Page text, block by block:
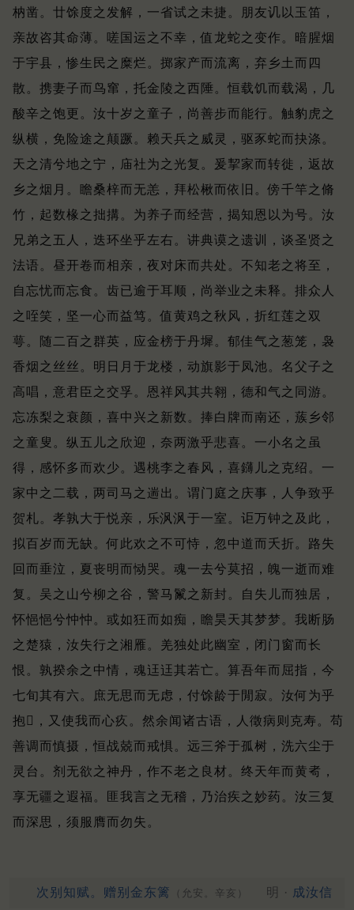
枘凿。 廿馀度之发解，一省试之未捷。
朋友讥以玉笛，
亲故咨其命薄。
嗟国运之不幸，值龙蛇之变作。
暗腥烟
于宇县，惨生民之糜烂。 掷家产而流离，弃乡土而四
散。 携妻子而鸟窜，托金陵之西陲。 恒载饥而载渴，几
酸辛之饱更。 汝十岁之童子，尚善步而能行。 触豹虎之
纵横，免险途之颠蹶。 赖天兵之威灵，驱豕蛇而抉涤。
天之清兮地之宁，庙社为之光复。 爰挈家而转徙，返故
乡之烟月。
瞻桑梓而无恙，拜松楸而依旧。傍千竿之脩
竹，起数椽之拙搆。 为养子而经营，揭知恩以为号。 汝
兄弟之五人，迭环坐乎左右。 讲典谟之遗训，谈圣贤之
法语。 昼开卷而相亲，夜对床而共处。 不知老之将至，
自忘忧而忘食。 齿已逾于耳顺，尚举业之未释。 排众人
之咥笑，坚一心而益笃。值黄鸡之秋风，折红莲之双
萼。
随二百之群英，应金榜于丹墀。 郁佳气之葱笼，袅
香烟之丝丝。 明日月于龙楼，动旗影于凤池。 名父子之
高唱，意君臣之交孚。 恩祥风其共翱，德和气之同游。
忘冻梨之衰颜，喜中兴之新数。 捧白牌而南还，蔟乡邻
之童叟。 纵五儿之欣迎，奈两激乎悲喜。 一小名之虽
得，感怀多而欢少。 遇桃李之春风，喜鑮儿之克绍。 一
家中之二载，两司马之遄出。 谓门庭之庆事，人争致乎
贺札。 孝孰大于悦亲，乐沨沨于一室。 讵万钟之及此，
拟百岁而无缺。何此欢之不可恃，忽中道而夭折。 路失
回而垂泣，夏丧明而恸哭。 魂一去兮莫招，魄一逝而难
复。 吴之山兮柳之谷，警马鬣之新封。
自失儿而独居，
怀悒悒兮忡忡。 或如狂而如痴，瞻昊天其梦梦。 我断肠
之楚猿，汝失行之湘雁。 羌独处此幽室，闭门窗而长
恨。 孰揆余之中情，魂迋迋其若亡。 算吾年而屈指，今
七旬其有六。
庶无思而无虑，付馀龄于閒寂。 汝何为乎
抱𧏮，又使我而心疚。 然余闻诸古语，人徵病则克寿。 苟
善调而慎摄，恒战兢而戒惧。 远三斧于孤树，洗六尘于
灵台。 剂无欲之神丹，作不老之良材。 终天年而黄耇，
享无疆之遐福。
匪我言之无稽，乃治疾之妙药。 汝三复
而深思，须服膺而勿失。
次别知赋。赠别金东篱 （允安。辛亥） 明 · 成汝信